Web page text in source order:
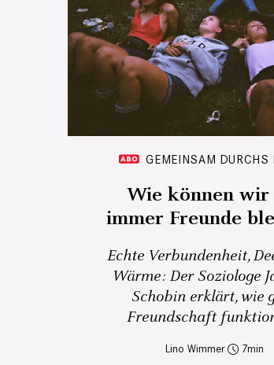
GEMEINSAM DURCHS
Wie können
immer Freunde
Echte Verbundenheit,
Wärme: Der Soziologe
Schobin erklärt, wie
Freundschaft
Lino Wimmer 7